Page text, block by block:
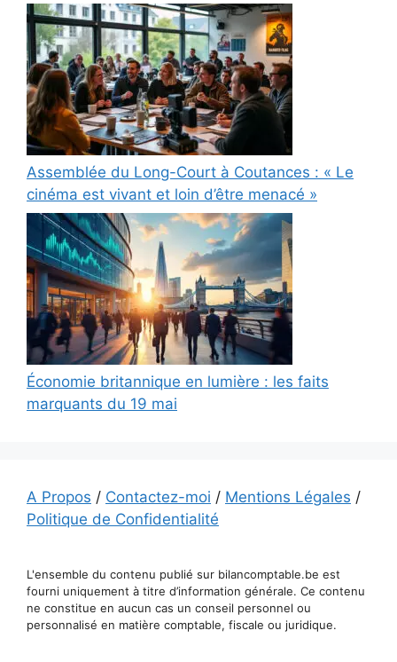
Assemblée du Long-Court à Coutances : « Le
cinéma est vivant et loin d’être menacé »
Économie britannique en lumière : les faits
marquants du 19 mai
A Propos / Contactez-moi / Mentions Légales /
Politique de Confidentialité
L'ensemble du contenu publié sur bilancomptable.be est
fourni uniquement à titre d’information générale. Ce contenu
ne constitue en aucun cas un conseil personnel ou
personnalisé en matière comptable, fiscale ou juridique.